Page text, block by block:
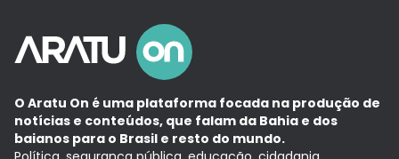
O Aratu On é uma plataforma focada na produção de
notícias e conteúdos, que falam da Bahia e dos
baianos para o Brasil e resto do mundo.